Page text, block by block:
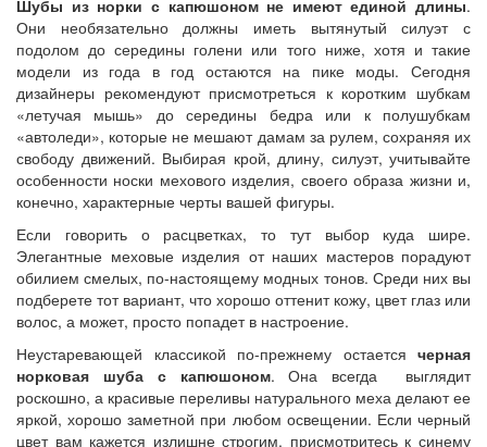
Шубы из норки с капюшоном не имеют единой длины.
Они необязательно должны иметь вытянутый силуэт с
подолом до середины голени или того ниже, хотя и такие
модели из года в год остаются на пике моды. Сегодня
дизайнеры рекомендуют присмотреться к коротким шубкам
«летучая мышь» до середины бедра или к полушубкам
«автоледи», которые не мешают дамам за рулем, сохраняя их
свободу движений. Выбирая крой, длину, силуэт, учитывайте
особенности носки мехового изделия, своего образа жизни и,
конечно, характерные черты вашей фигуры.
Если говорить о расцветках, то тут выбор куда шире.
Элегантные меховые изделия от наших мастеров порадуют
обилием смелых, по-настоящему модных тонов. Среди них вы
подберете тот вариант, что хорошо оттенит кожу, цвет глаз или
волос, а может, просто попадет в настроение.
Неустаревающей классикой по-прежнему остается черная
норковая шуба с капюшоном. Она всегда выглядит
роскошно, а красивые переливы натурального меха делают ее
яркой, хорошо заметной при любом освещении. Если черный
цвет вам кажется излишне строгим, присмотритесь к синему